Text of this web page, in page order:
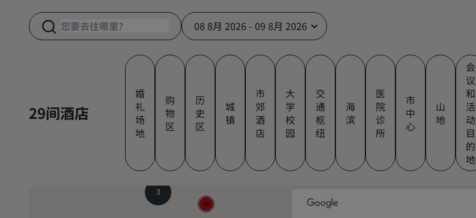
08 8月 2026 - 09 8月 2026
29间酒店
婚
礼
场
地
购
物
区
历
史
区
城
镇
市
郊
酒
店
大
学
校
园
交
通
枢
纽
海
滨
医
院
诊
所
市
中
心
山
地
会
议
和
活
动
目
的
地
3